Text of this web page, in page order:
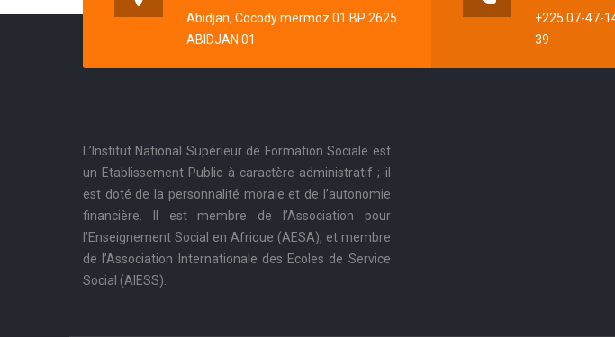
Abidjan, Cocody mermoz 01 BP 2625
ABIDJAN 01
+225 07-47-
39
L’Institut National Supérieur de Formation Sociale est
un Etablissement Public à caractère administratif ; il
est doté de la personnalité morale et de l’autonomie
financière. Il est membre de l’Association pour
l’Enseignement Social en Afrique (AESA), et membre
de l’Association Internationale des Ecoles de Service
Social (AIESS).